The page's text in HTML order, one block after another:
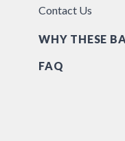
Contact Us
WHY THESE
FAQ